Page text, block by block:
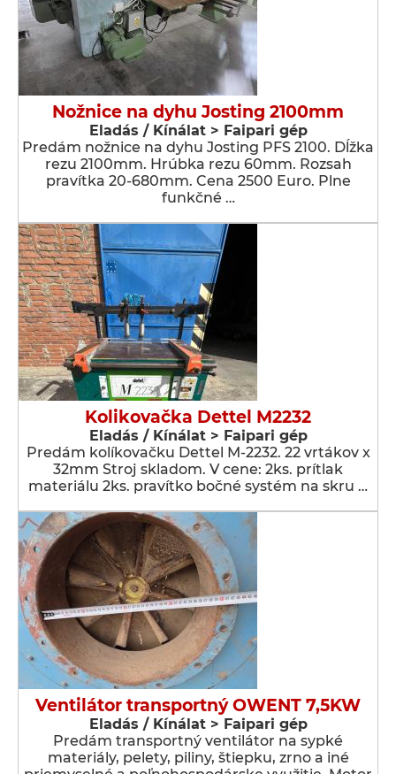
Nožnice na dyhu Josting 2100mm
Eladás / Kínálat > Faipari gép
Predám nožnice na dyhu Josting PFS 2100. Dĺžka
rezu 2100mm. Hrúbka rezu 60mm. Rozsah
pravítka 20-680mm. Cena 2500 Euro. Plne
funkčné …
Kolikovačka Dettel M2232
Eladás / Kínálat > Faipari gép
Predám kolíkovačku Dettel M-2232. 22 vrtákov x
32mm Stroj skladom. V cene: 2ks. prítlak
materiálu 2ks. pravítko bočné systém na skru …
Ventilátor transportný OWENT 7,5KW
Eladás / Kínálat > Faipari gép
Predám transportný ventilátor na sypké
materiály, pelety, piliny, štiepku, zrno a iné